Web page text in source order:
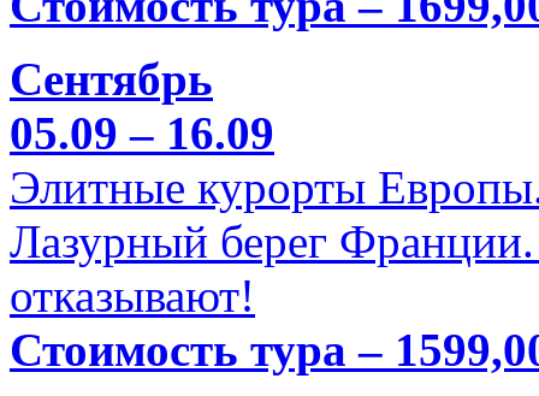
Сентябрь
05.09 – 16.09
Элитные курорты
Лазурный берег
отказывают!
Стоимость тура –